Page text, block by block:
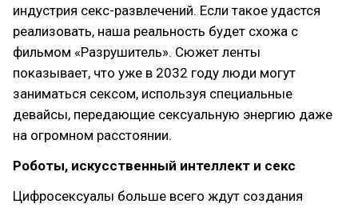
индустрия секс-развлечений. Если такое удастся
реализовать, наша реальность будет схожа с
фильмом «Разрушитель». Сюжет ленты
показывает, что уже в 2032 году люди могут
заниматься сексом, используя специальные
девайсы, передающие сексуальную энергию даже
на огромном расстоянии.
Роботы, искусственный интеллект и секс
Цифросексуалы больше всего ждут создания